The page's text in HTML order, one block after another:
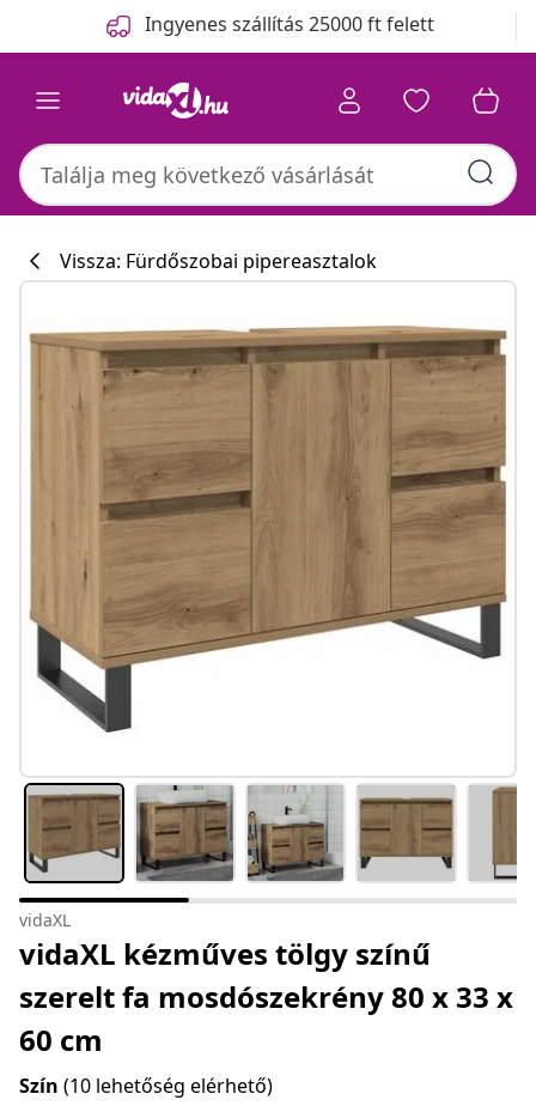
Ingyenes szállítás 25000 ft felett
Vissza: Fürdőszobai pipereasztalok
vidaXL
vidaXL kézműves tölgy színű
szerelt fa mosdószekrény 80 x 33 x
60 cm
Szín (10 lehetőség elérhető)